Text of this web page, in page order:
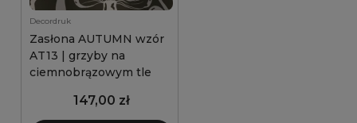
Decordruk
Zasłona AUTUMN wzór
AT13 | grzyby na
ciemnobrązowym tle
147,00 zł